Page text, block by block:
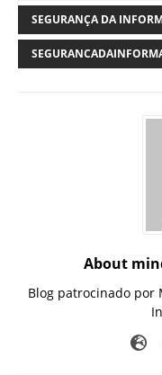
SEGURANÇA DA
About
Blog patrocinado por